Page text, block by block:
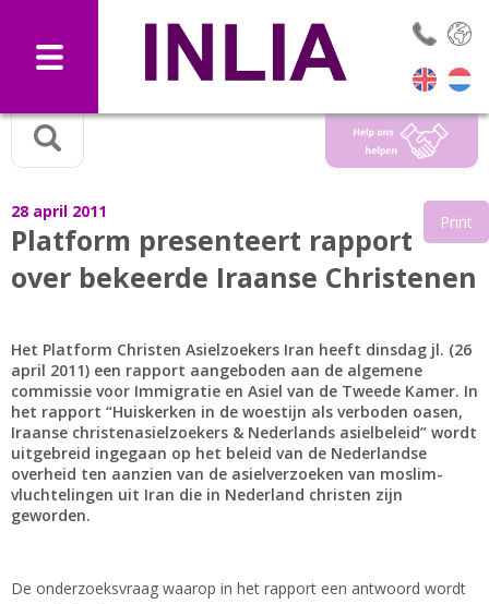
28 april 2011
Platform presenteert rapport
over bekeerde Iraanse Christenen
Print
Het Platform Christen Asielzoekers Iran heeft dinsdag jl. (26
april 2011) een rapport aangeboden aan de algemene
commissie voor Immigratie en Asiel van de Tweede Kamer. In
het rapport “Huiskerken in de woestijn als verboden oasen,
Iraanse christenasielzoekers & Nederlands asielbeleid” wordt
uitgebreid ingegaan op het beleid van de Nederlandse
overheid ten aanzien van de asielverzoeken van moslim-
vluchtelingen uit Iran die in Nederland christen zijn
geworden.
De onderzoeksvraag waarop in het rapport een antwoord wordt